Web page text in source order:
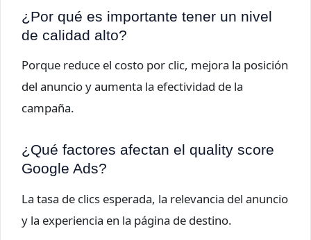
¿Por qué es importante tener un nivel
de calidad alto?
Porque reduce el costo por clic, mejora la posición
del anuncio y aumenta la efectividad de la
campaña.
¿Qué factores afectan el quality score
Google Ads?
La tasa de clics esperada, la relevancia del anuncio
y la experiencia en la página de destino.